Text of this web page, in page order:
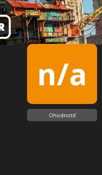
n/a
Ohodnotiť